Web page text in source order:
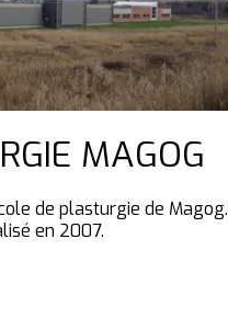
MAGOG
de plasturgie de Magog.
en 2007.